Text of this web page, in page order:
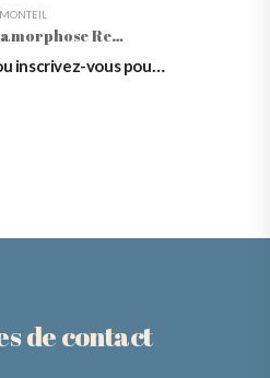
MONTEIL
Monteil Élixir Métamorphose Retinol Drops, 30ml
Connectez-vous ou inscrivez-vous pour voir les prix
de contact